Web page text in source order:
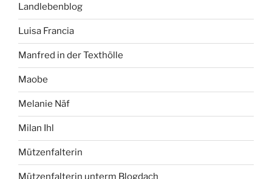
Landlebenblog
Luisa Francia
Manfred in der Texthölle
Maobe
Melanie Näf
Milan Ihl
Mützenfalterin
Mützenfalterin unterm Blogdach